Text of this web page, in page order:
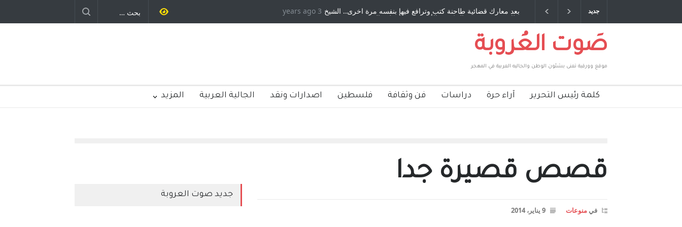
جديد دكريات بغداد ٍ: عاشها وكتبها :وليد رباح – نيوجرسي – الولايات المتحدة
الامريكية
بعد معارك قضائية طاحنة كتب وترافع فيها بنفسه مرة اخرى.. الشيخ
طارق يوسف يقهر الحكومة الأمريكية ، فأعطوه الجنسية عن يد وهم
صاغرون،
صديق عمري ، صبحي مخلوف : بقلم : سعد الله 3 years ago
صَوت العُروبة
موقع وورقية تعنى بشئون الوطن والجاليه العربية في المهجر
كلمة رئيس التحرير آراء حرة دراسات فن وثقافة فلسطين اصدارات ونقد الجالية العربية المزيد
قصص قصيرة جدا
في منوعات 9 يناير، 2014
جديد صوت العروبة